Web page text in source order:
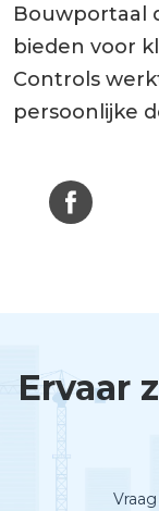
Bouwportaal
bieden voor
Controls
persoonlijke
Ervaar